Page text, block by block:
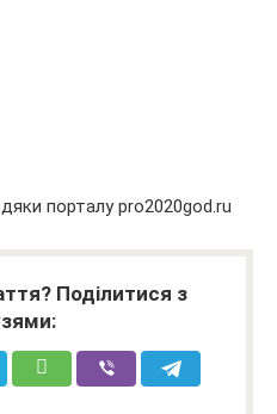
порталу pro2020god.ru
Поділитися з